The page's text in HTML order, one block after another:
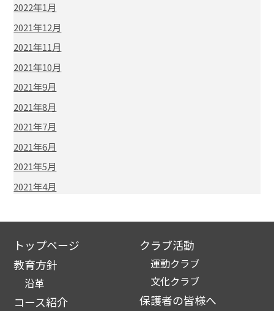
2022年1月
2021年12月
2021年11月
2021年10月
2021年9月
2021年8月
2021年7月
2021年6月
2021年5月
2021年4月
トップページ
教育方針
沿革
コース紹介
クラブ活動
運動クラブ
文化クラブ
保護者の皆様へ